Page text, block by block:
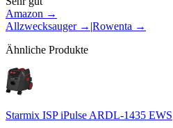
Amazon →
Allzwecksauger→ |Rowenta →
Ähnliche Produkte
Starmix ISP iPulse ARDL-1435 EWS